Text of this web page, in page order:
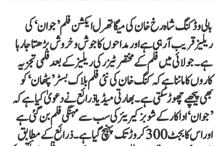
بالی وڈ کنگ شاہ رخ خان کی میگا تھرل ایکشن فلم ’جوان‘ کی
ریلیز قریب آرہی ہے اور مداحوں کا جوش و خروش بڑھتا جارہا
ہے۔ جولائی میں فلم کے مختصر ٹیزر کی ریلیز کے بعد فلمی تجزیہ
کاروں کا ماننا ہے کہ کنگ خان کی نئی فلم بلاک بسٹر ’پٹھان‘ کو
بھی پیچھے چھوڑ سکتی ہے۔بھارتی میڈیا ذرائع نے دعویٰ کیا ہے کہ
’جوان‘ اداکار کے شوبز کیریئر کی سب سے مہنگی فلم بن گئی ہے
اور اس کا بجٹ 300 کروڑ تک پہنچ گیا ہے۔ذرائع کے مطابق